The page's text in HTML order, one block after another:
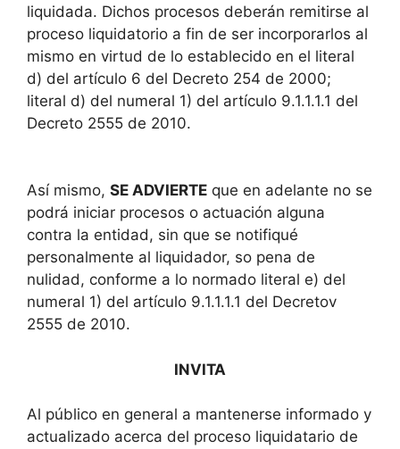
liquidada. Dichos procesos deberán remitirse al
proceso liquidatorio a fin de ser incorporarlos al
mismo en virtud de lo establecido en el literal
d) del artículo 6 del Decreto 254 de 2000;
literal d) del numeral 1) del artículo 9.1.1.1.1 del
Decreto 2555 de 2010.
Así mismo, SE ADVIERTE que en adelante no se
podrá iniciar procesos o actuación alguna
contra la entidad, sin que se notifiqué
personalmente al liquidador, so pena de
nulidad, conforme a lo normado literal e) del
numeral 1) del artículo 9.1.1.1.1 del Decretov
2555 de 2010.
INVITA
Al público en general a mantenerse informado y
actualizado acerca del proceso liquidatario de